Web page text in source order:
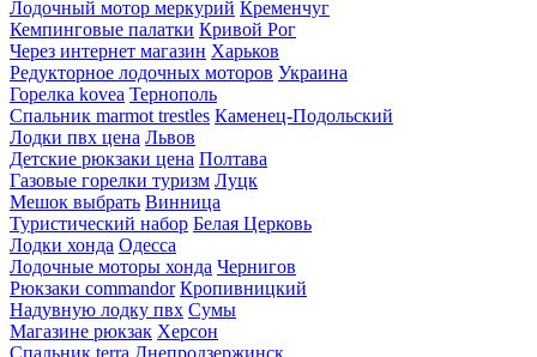
Лодочный мотор меркурий Кременчуг
Кемпинговые палатки Кривой Рог
Через интернет магазин Харьков
Редукторное лодочных моторов Украина
Горелка kovea Тернополь
Спальник marmot trestles Каменец-Подольский
Лодки пвх цена Львов
Детские рюкзаки цена Полтава
Газовые горелки туризм Луцк
Мешок выбрать Винница
Туристический набор Белая Церковь
Лодки хонда Одесса
Лодочные моторы хонда Чернигов
Рюкзаки commandor Кропивницкий
Надувную лодку пвх Сумы
Магазине рюкзак Херсон
Спальник terra Днепродзержинск